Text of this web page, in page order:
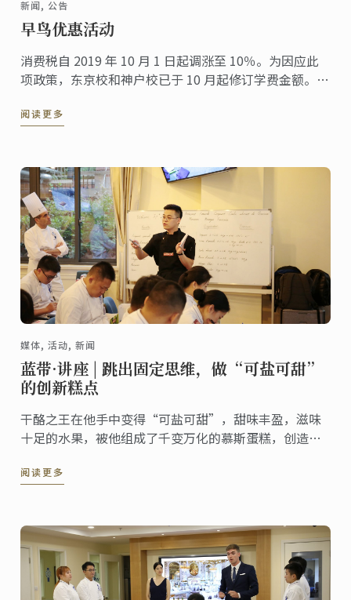
新闻, 公告
早鸟优惠活动
消费税自 2019 年 10 月 1 日起调涨至 10％。为因应此
项政策，东京校和神户校已于 10 月起修订学费金额。本
动”。
阅读更多
媒体, 活动, 新闻
蓝带·讲座 | 跳出固定思维，做“可盐可甜”
的创新糕点
干酪之王在他手中变得“可盐可甜”，甜味丰盈，滋味
十足的水果，被他组成了千变万化的慕斯蛋糕，创造
周蓝带客座讲师邢志强。
阅读更多